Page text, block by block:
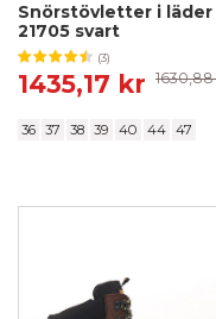
Snörstövletter i läder
21705 svart
(3)
1435,17 kr
36 37 38 39 40 44 47